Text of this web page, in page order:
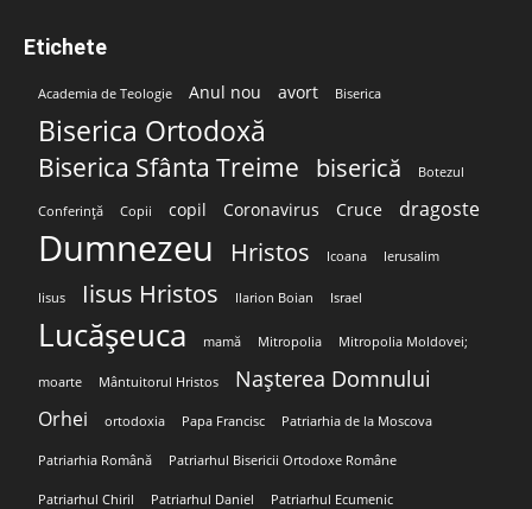
Etichete
Academia de Teologie Anul nou avort Biserica
Biserica Ortodoxă
Biserica Sfânta Treime biserică Botezul
Conferință Copii copil Coronavirus Cruce dragoste
Dumnezeu Hristos Icoana Ierusalim
Iisus Iisus Hristos Ilarion Boian Israel
Lucășeuca mamă Mitropolia Mitropolia Moldovei;
moarte Mântuitorul Hristos Nașterea Domnului
Orhei ortodoxia Papa Francisc Patriarhia de la Moscova
Patriarhia Română Patriarhul Bisericii Ortodoxe Române
Patriarhul Chiril Patriarhul Daniel Patriarhul Ecumenic